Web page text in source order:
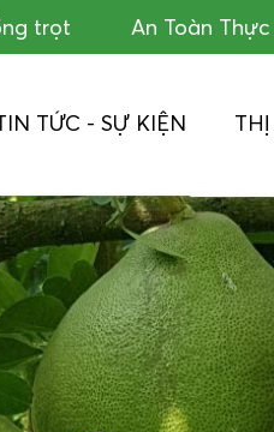
trọt An Toàn
TỨC - SỰ KIỆN